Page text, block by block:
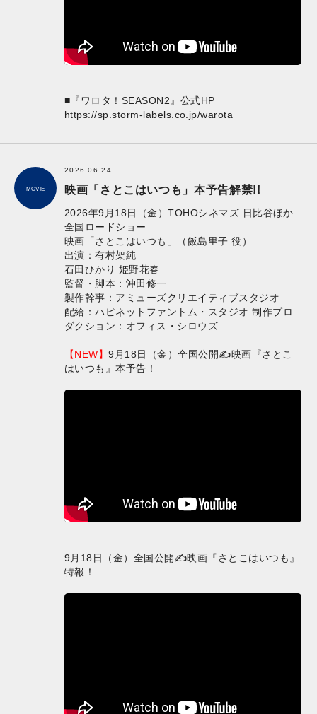
■『ワロタ！SEASON2』公式HP
https://sp.storm-labels.co.jp/warota
MOVIE
2026.06.24
映画「さとこはいつも」本予告解禁!!
2026年9月18日（金）TOHOシネマズ 日比谷ほか
全国ロードショー
映画「さとこはいつも」（飯島里子 役）
出演：有村架純
石田ひかり 姫野花春
監督・脚本：沖田修一
製作幹事：アミューズクリエイティブスタジオ
配給：ハピネットファントム・スタジオ 制作プロ
ダクション：オフィス・シロウズ
【NEW】9月18日（金）全国公開✍映画『さとこ
はいつも』本予告！
9月18日（金）全国公開✍映画『さとこはいつも』
特報！